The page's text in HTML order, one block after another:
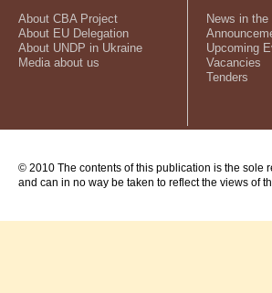
About CBA Project
About EU Delegation
About UNDP in Ukraine
Media about us
News in the
Upcoming
Vacancies
Tenders
© 2010 The contents of this publication is the sole
and can in no way be taken to reflect the views of